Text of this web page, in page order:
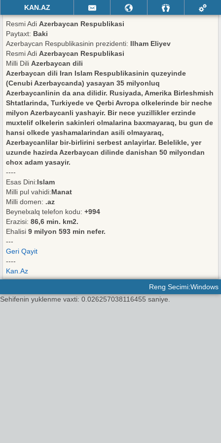
KAN.AZ
Resmi Adi Azerbaycan Respublikasi
Paytaxt: Baki
Azerbaycan Respublikasinin prezidenti: Ilham Eliyev
Resmi Adi Azerbaycan Respublikasi
Milli Dili Azerbaycan dili
Azerbaycan dili Iran Islam Respublikasinin quzeyinde
(Cenubi Azerbaycanda) yasayan 35 milyonluq
Azerbaycanlinin da ana dilidir. Rusiyada, Amerika Birleshmish
Shtatlarinda, Turkiyede ve Qerbi Avropa olkelerinde bir neche
milyon Azerbaycanli yashayir. Bir nece yuzillikler erzinde
muxtelif olkelerin sakinleri olmalarina baxmayaraq, bu gun de
hansi olkede yashamalarindan asili olmayaraq,
Azerbaycanlilar bir-birlirini serbest anlayirlar. Belelikle, yer
uzunde hazirda Azerbaycan dilinde danishan 50 milyondan
chox adam yasayir.
----
Esas Dini:Islam
Milli pul vahidi:Manat
Milli domen: .az
Beynelxalq telefon kodu: +994
Erazisi: 86,6 min. km2.
Ehalisi 9 milyon 593 min nefer.
---
Geri Qayit
----
Kan.Az
Reng Secimi:Windows
Sehifenin yuklenme vaxti: 0.026257038116455 saniye.